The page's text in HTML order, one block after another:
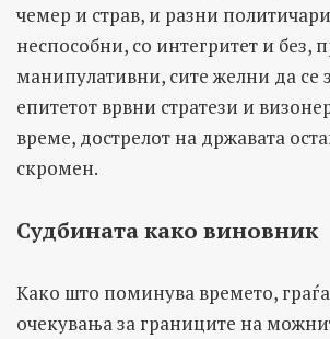
чемер и страв, и разни
неспособни, со интегритет и без,
манипулативни, сите желни да се
епитетот врвни стратези и
време, дострелот на државата
скромен.
Судбината како виновник
Како што поминува времето,
очекувања за границите на